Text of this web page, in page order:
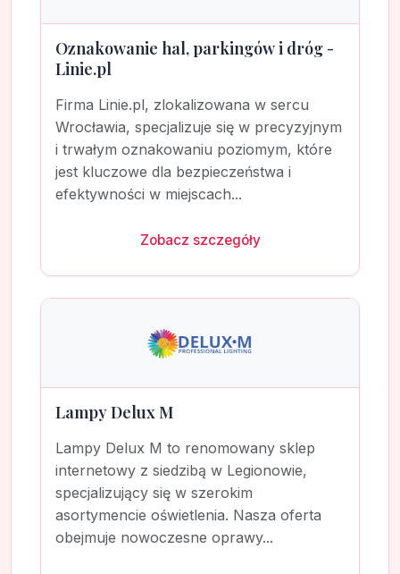
Oznakowanie hal, parkingów i dróg -
Linie.pl
Firma Linie.pl, zlokalizowana w sercu
Wrocławia, specjalizuje się w precyzyjnym
i trwałym oznakowaniu poziomym, które
jest kluczowe dla bezpieczeństwa i
efektywności w miejscach...
Zobacz szczegóły
Lampy Delux M
Lampy Delux M to renomowany sklep
internetowy z siedzibą w Legionowie,
specjalizujący się w szerokim
asortymencie oświetlenia. Nasza oferta
obejmuje nowoczesne oprawy...